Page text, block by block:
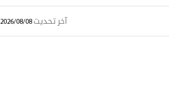
آخر تحديث 2026/08/08 - 6:11 AM